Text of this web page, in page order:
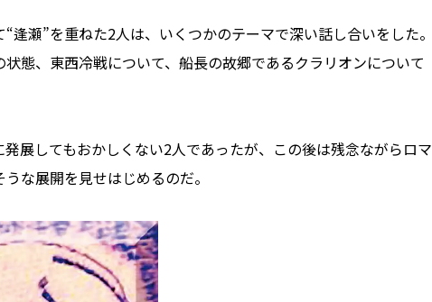
逢瀬”を重ねた2人は、いくつかのテーマで深い話し合いをした。
態、東西冷戦について、船長の故郷であるクラリオンについて
展してもおかしくない2人であったが、この後は残念ながらロマ
な展開を見せはじめるのだ。